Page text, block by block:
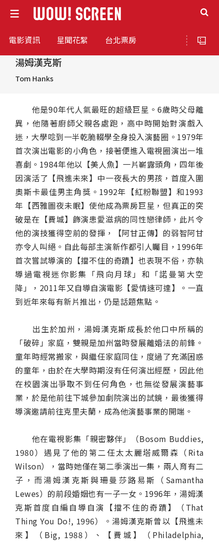
電影資訊 星聞花絮 台北票房
湯姆漢克斯
Tom Hanks
他是90年代人氣最旺的超級巨星。6歲時父母離
異，他隨著廚師父親各處跑，高中時開始對演戲入
迷，大學唸到一半乾脆輟學全身投入演藝圈。1979年
首次演出電影的小角色，接著便進入電視圈演出一堆
喜劇。1984年他以【美人魚】一片嶄露頭角，四年後
因演活了【飛進未來】中一夜長大的男孩，首度入圍
奧斯卡最佳男主角獎。1992年【紅粉聯盟】和1993
年【西雅圖夜未眠】使他成為票房巨星，但真正的突
破是在【費城】飾演患愛滋病的同性戀律師，此片令
他的演技獲得空前的發揮，【阿甘正傳】的弱智阿甘
亦令人叫絕。自此每部主演新作都引人矚目，1996年
首次嘗試導演的【擋不住的奇蹟】也表現不俗，亦執
導過電視迷你影集「飛向月球」和「諾曼第大空
降」，2011年又自導自演電影【愛情速可達】。一直
到近年來每有新片推出，仍是話題焦點。
出生於加州，湯姆漢克斯成長於他口中所稱的
「破碎」家庭，雙親是加州當時發展離婚法的前鋒。
童年時經常搬家，與繼任家庭同住，度過了充滿困惑
的童年，由於在大學時期沒有任何演出經歷，因此他
在校園演出爭取不到任何角色，也無從發展演藝事
業，於是他前往下城參加劇院演出的試鏡，最後獲得
導演邀請前往克里夫蘭，成為他演藝事業的開端。
他在電視影集「親密夥伴」（Bosom Buddies,
1980）遇見了他的第二任太太麗塔威爾森（Rita
Wilson），當時她僅在第二季演出一集，兩人育有二
子，而湯姆漢克斯與珊曼莎路易斯（Samantha
Lewes）的前段婚姻也有一子一女。1996年，湯姆漢
克斯首度自編自導自演【擋不住的奇蹟】（That
Thing You Do!, 1996）。湯姆漢克斯曾以【飛進未
來】（Big, 1988）、【費城】（Philadelphia,